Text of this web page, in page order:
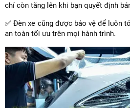
chí còn tăng lên khi bạn quyết định
✅ Đèn xe cũng được bảo vệ để luôn
an toàn tối ưu trên mọi hành trình.